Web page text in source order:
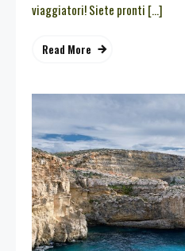
viaggiatori! Siete pronti […]
Read More